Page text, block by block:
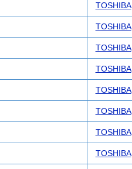
TOSHIBA
TOSHIBA
TOSHIBA
TOSHIBA
TOSHIBA
TOSHIBA
TOSHIBA
TOSHIBA